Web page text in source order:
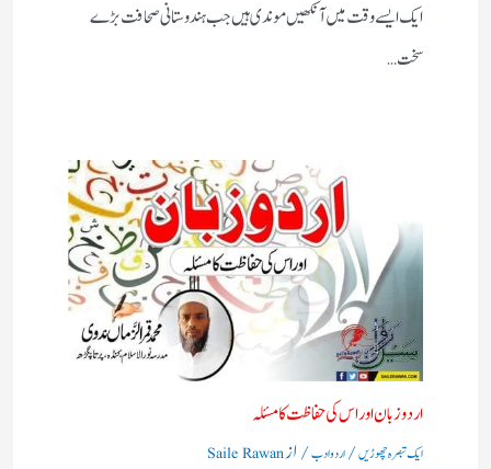
ایک ایسے وقت میں آنکھیں موندی ہیں جب ہندوستانی صحافت بڑے
سخت…
اردو زبان اور اس کی حفاظت کا مسئلہ
ایک تبصرہ چھوڑیں/اردو ادب/ ازSaile Rawan